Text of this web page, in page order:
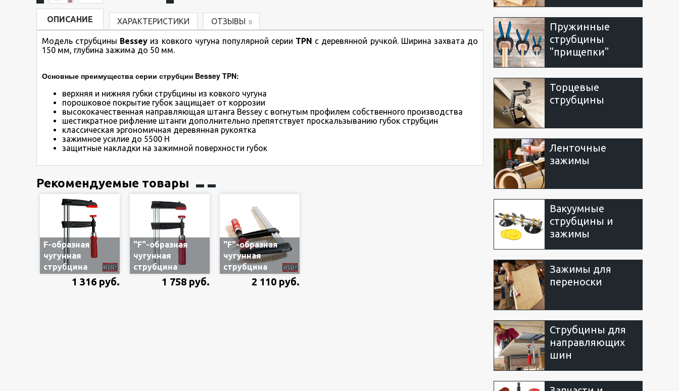
ОПИСАНИЕ ХАРАКТЕРИСТИКИ ОТЗЫВЫ 0
Модель струбцины Bessey из ковкого чугуна популярной серии TPN с деревянной ручкой. Ширина захвата до
150 мм, глубина зажима до 50 мм.
Основные преимущества серии струбцин Bessey TPN:
верхняя и нижняя губки струбцины из ковкого чугуна
порошковое покрытие губок защищает от коррозии
высококачественная направляющая штанга Bessey с вогнутым профилем собственного производства
шестикратное рифление штанги дополнительно препятствует проскальзыванию губок струбцин
классическая эргономичная деревянная рукоятка
зажимное усилие до 5500 Н
защитные накладки на зажимной поверхности губок
Рекомендуемые товары
F-образная
чугунная
струбцина
Bessey TPN10BE
1 316 руб.
"F"-образная
чугунная
струбцина
Bessey TPN12BE
1 758 руб.
"F"-образная
чугунная
струбцина
Bessey TPN16BE
2 110 руб.
Пружинные
струбцины
"прищепки"
Торцевые
струбцины
Ленточные
зажимы
Вакуумные
струбцины и
зажимы
Зажимы для
переноски
Струбцины для
направляющих
шин